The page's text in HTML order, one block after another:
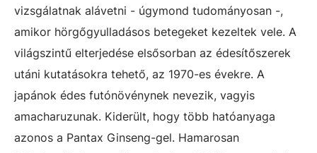
vizsgálatnak alávetni - úgymond tudományosan -,
amikor hörgőgyulladásos betegeket kezeltek vele. A
világszintű elterjedése elsősorban az édesítőszerek
utáni kutatásokra tehető, az 1970-es évekre. A
japánok édes futónövénynek nevezik, vagyis
amacharuzunak. Kiderült, hogy több hatóanyaga
azonos a Pantax Ginseng-gel. Hamarosan